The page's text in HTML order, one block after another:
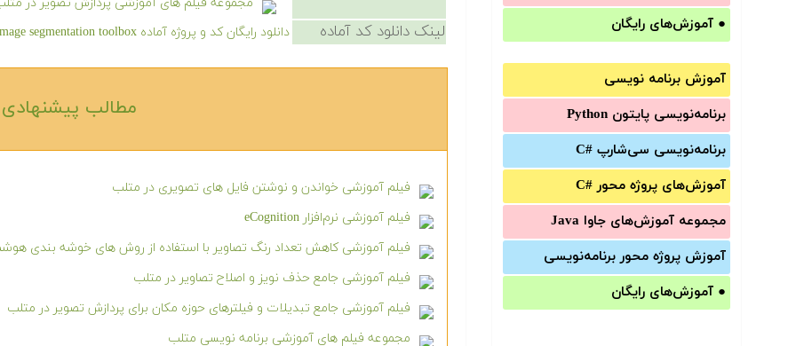
● آموزش‌های رایگان
آموزش برنامه نویسی
برنامه‌نویسی پایتون Python
برنامه‌‌نویسی سی‌شارپ C#‎
آموزش‌های پروژه محور #C
مجموعه آموزش‌های جاوا Java
آموزش‌ پروژه محور برنامه‌نویسی
● آموزش‌های رایگان
لینک دانلود کد آماده دانلود رایگان کد و پروژه آماده 2D/3D image segmentation toolbox - کلیک کنید.
مطالب پیشنهادی‎
فیلم آموزشی خواندن و نوشتن فایل های تصویری در متلب
فیلم آموزشی نرم‌افزار eCognition
فیلم آموزشی کاهش تعداد رنگ تصاویر با استفاده از روش های خوشه بندی
فیلم آموزشی جامع حذف نویز و اصلاح تصاویر در متلب
فیلم آموزشی جامع تبدیلات و فیلترهای حوزه مکان برای پردازش تصویر در متلب
مجموعه فیلم های آموزشی برنامه نویسی متلب